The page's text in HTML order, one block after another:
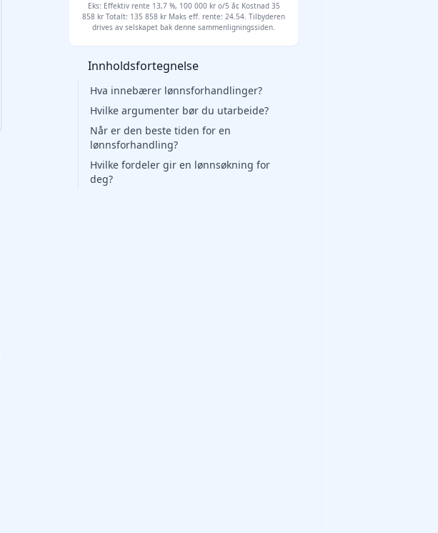
Eks: Effektiv rente 13,7 %, 100 000 kr o/5 år, Kostnad 35
858 kr Totalt: 135 858 kr Maks eff. rente: 24.54. Tilbyderen
drives av selskapet bak denne sammenligningssiden.
Innholdsfortegnelse
Hva innebærer lønnsforhandlinger?
Hvilke argumenter bør du utarbeide?
Når er den beste tiden for en
lønnsforhandling?
Hvilke fordeler gir en lønnsøkning for
deg?